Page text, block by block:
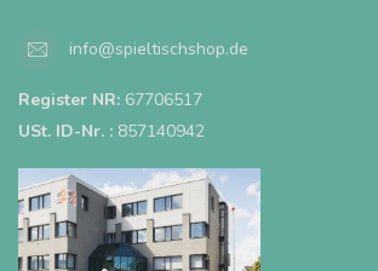
info@spieltischshop.de
Register NR: 67706517
USt. ID-Nr. : 857140942